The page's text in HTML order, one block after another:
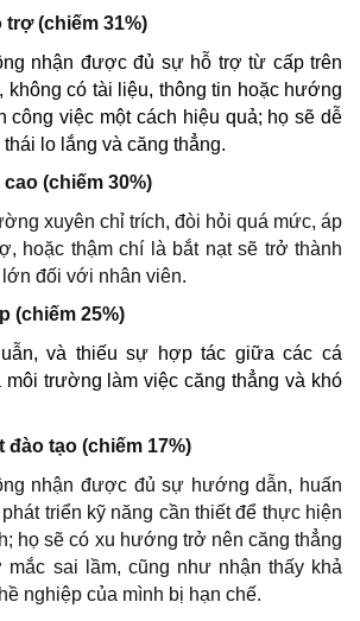
(chiếm 31%)
nhận được đủ sự hỗ trợ từ cấp trên
không có tài liệu, thông tin hoặc hướng
công việc một cách hiệu quả; họ sẽ dễ
lo lắng và căng thẳng.
(chiếm 30%)
xuyên chỉ trích, đòi hỏi quá mức, áp
hoặc thậm chí là bắt nạt sẽ trở thành
đối với nhân viên.
(chiếm 25%)
và thiếu sự hợp tác giữa các cá
môi trường làm việc căng thẳng và khó
đào tạo (chiếm 17%)
nhận được đủ sự hướng dẫn, huấn
triển kỹ năng cần thiết để thực hiện
họ sẽ có xu hướng trở nên căng thẳng
sai lầm, cũng như nhận thấy khả
nghiệp của mình bị hạn chế.